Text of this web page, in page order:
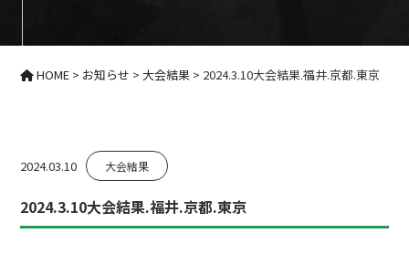
HOME > お知らせ >大会結果 > 2024.3.10大会結果.福井.京都.東京
2024.03.10 大会結果
2024.3.10大会結果.福井.京都.東京